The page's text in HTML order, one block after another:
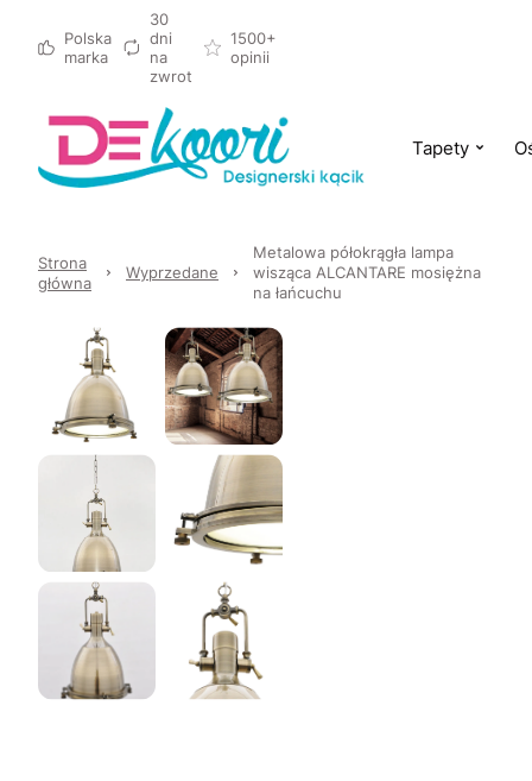
Polska
marka
30
dni
na
zwrot
1500+
opinii
Tapety
Strona
główna
Wyprzedane
Metalowa półokrągła lampa
wisząca ALCANTARE mosiężna
na łańcuchu